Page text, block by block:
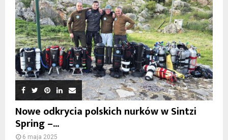
Nowe odkrycia polskich nurków w Sintzi
Spring –...
6 maja 2025